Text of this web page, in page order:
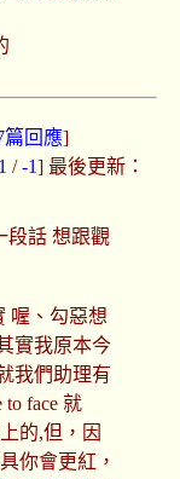
篇回應]
/-1] 最後更新：
段話 想跟觀
喔、勾惡想
實我原本今
我們助理有
face 就
的,但，因
你會更紅，